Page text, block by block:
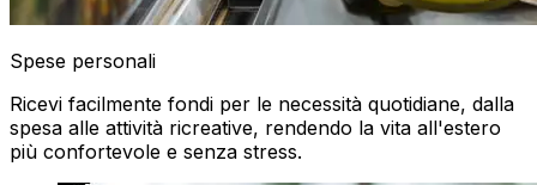
Spese personali
Ricevi facilmente fondi per le necessità quotidiane, dalla
spesa alle attività ricreative, rendendo la vita all'estero
più confortevole e senza stress.